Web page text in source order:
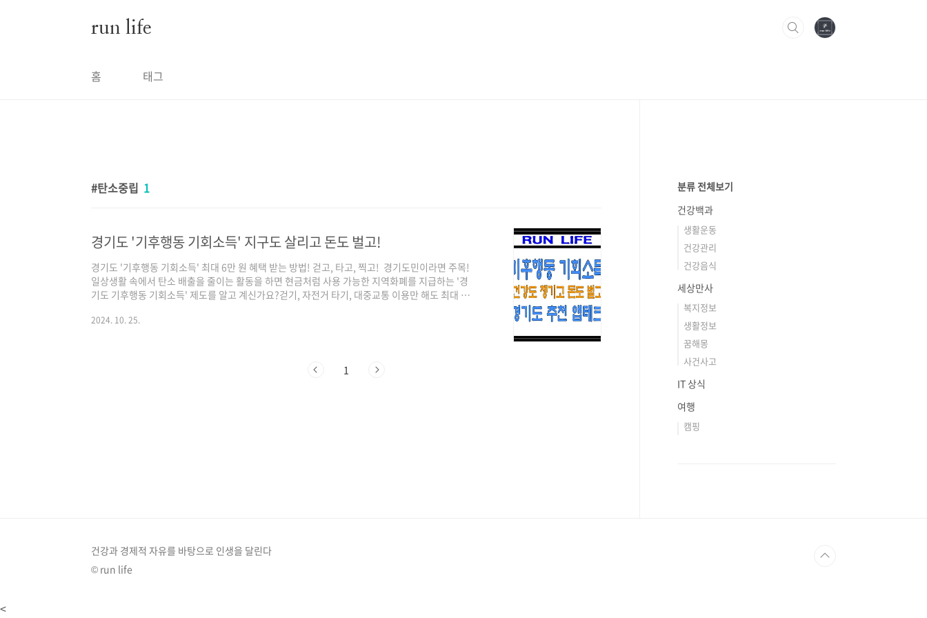
run life
홈 태그
탄소중립 1
경기도 '기후행동 기회소득' 지구도 살리고 돈도 벌고!
경기도 '기후행동 기회소득' 최대 6만 원 혜택 받는 방법! 걷고, 타고, 찍고! 경기도민이라면 주목!
일상생활 속에서 탄소 배출을 줄이는 활동을 하면 현금처럼 사용 가능한 지역화폐를 지급하는 '경
기도 기후행동 기회소득' 제도를 알고 계신가요?걷기, 자전거 타기, 대중교통 이용만 해도 최대 6
득, 얼마나 쏠쏠할까?참여 방법은 간단하고 혜택은 풍성합니다! 걷기: 매일 8,000보 이상 걷고 앱
2024. 10. 25.
1
분류 전체보기
건강백과
생활운동
건강관리
건강음식
세상만사
복지정보
생활정보
꿈해몽
사건사고
IT 상식
여행
캠핑
건강과 경제적 자유를 바탕으로 인생을 달린다
© run life
<